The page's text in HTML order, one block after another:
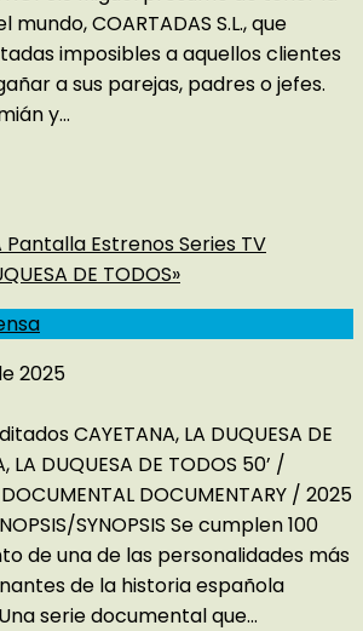
COARTADAS S.L., que
imposibles a aquellos clientes
a sus parejas, padres o jefes.
y...
Pantalla Estrenos Series TV
DE TODOS»
2025
CAYETANA, LA DUQUESA DE
LA DUQUESA DE TODOS 50’ /
DOCUMENTARY / 2025
SYNOPSIS Se cumplen 100
de una de las personalidades más
de la historia española
serie documental que...